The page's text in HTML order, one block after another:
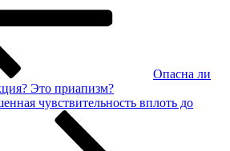
Опасна ли
Это приапизм?
чувствительность вплоть до